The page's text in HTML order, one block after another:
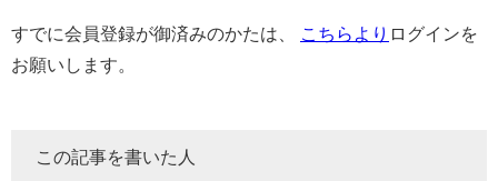
すでに会員登録が御済みのかたは、 こちらより ログインを
お願いします。
この記事を書いた人